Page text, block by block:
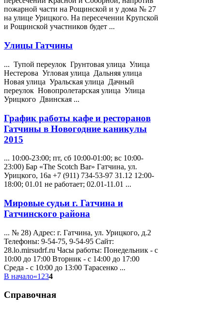
пожарной части на Рощинской и у дома № 27
на улице Урицкого. На пересечении Крупской
и Рощинской участников будет ...
Улицы Гатчины
... Тупой переулок Грунтовая улица Улица
Нестерова Угловая улица Дальняя улица
Новая улица Уральская улица Дачный
переулок Новопролетарская улица Улица
Урицкого Двинская ...
График работы кафе и ресторанов
Гатчины в Новогодние каникулы
2015
... 10:00-23:00; пт, сб 10:00-01:00; вс 10:00-
23:00) Бар «The Scotch Bar» Гатчина, ул.
Урицкого, 16а +7 (911) 734-53-97 31.12 12:00-
18:00; 01.01 не работает; 02.01-11.01 ...
Мировые судьи г. Гатчина и
Гатчинского района
... № 28) Адрес: г. Гатчина, ул. Урицкого, д.2
Телефоны: 9-54-75, 9-54-95 Сайт:
28.lo.mirsudrf.ru Часы работы: Понедельник - с
10:00 до 17:00 Вторник - с 14:00 до 17:00
Среда - с 10:00 до 13:00 Тарасенко ...
В начало«1 234
Справочная